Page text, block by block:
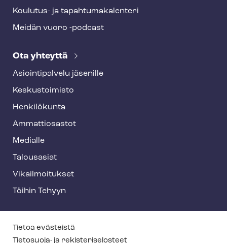
Koulutus- ja ta­pah­tu­ma­ka­len­te­ri
Meidän vuoro -podcast
Ota yhteyttä
Asioin­ti­pal­ve­lu jäsenille
Keskustoimisto
Henkilökunta
Ammattiosastot
Medialle
Talousasiat
Vi­kail­moi­tuk­set
Töihin Tehyyn
T
Tietoa evästeistä
Tietosuoja- ja re­kis­te­ri­se­los­teet